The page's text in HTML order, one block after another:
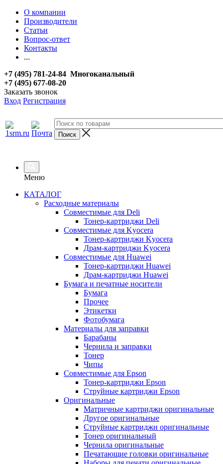
О компании
Производители
Статьи
Вопрос-ответ
Контакты
...
+7 (495) 781-24-84 Многоканальный
+7 (495) 677-08-20
Заказать звонок
Вход Регистрация
Меню
КАТАЛОГ
Расходные материалы
Совместимые для Deli
Тонер-картриджи Deli
Совместимые для Kyocera
Тонер-картриджи Kyocera
Драм-картриджи Kyocera
Совместимые для Huawei
Тонер-картриджи Huawei
Драм-картриджи Huawei
Бумага и печатные носители
Бумага
Прочее
Этикетки
Фотобумага
Материалы для заправки
Барабаны
Чернила и заправки
Тонер
Чипы
Совместимые для Epson
Тонер-картриджи Epson
Струйные картриджи Epson
Оригинальные
Матричные картриджи оригинальные
Другое оригинальные
Струйные картриджи оригинальные
Тонер оригинальный
Чернила оригинальные
Печатающие головки оригинальные